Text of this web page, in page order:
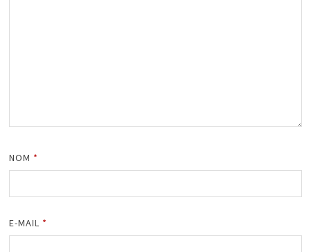
NOM *
E-MAIL *